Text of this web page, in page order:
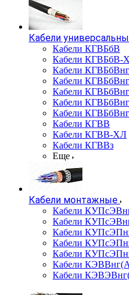
Кабели
Кабели КГВБбВ
Кабели КГВБбВ-
Кабели
Кабели
Кабели
Кабели
Кабели
Кабели КГВВ
Кабели КГВВ-ХЛ
Кабели КГВВз
Еще
Кабели монтажные
Кабели
Кабели
Кабели
Кабели
Кабели
Кабели
Кабели